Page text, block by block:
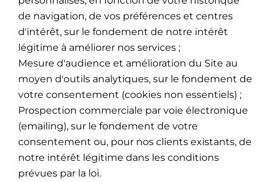
de navigation, de vos préférences et centres
d'intérêt, sur le fondement de notre intérêt
légitime à améliorer nos services ;
Mesure d'audience et amélioration du Site au
moyen d'outils analytiques, sur le fondement de
votre consentement (cookies non essentiels) ;
Prospection commerciale par voie électronique
(emailing), sur le fondement de votre
consentement ou, pour nos clients existants, de
notre intérêt légitime dans les conditions
prévues par la loi.